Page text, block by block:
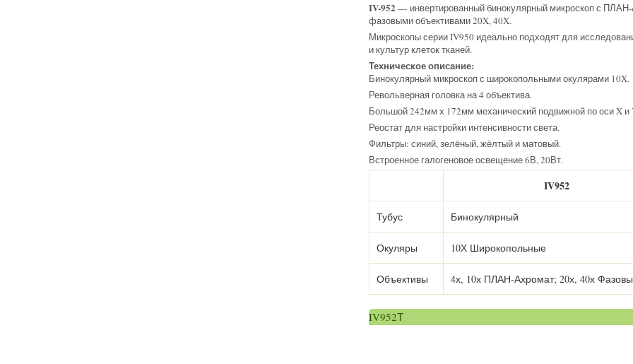
IV-952 — инвертированный бинокулярный микроскоп с
фазовыми объективами 20X, 40X.
Микроскопы серии IV950 идеально подходят для
и культур клеток тканей.
Техническое описание:
Бинокулярный микроскоп с широкопольными окулярами 10X.
Револьверная головка на 4 объектива.
Большой 242мм х 172мм механический подвижной по оси X и
Реостат для настройки интенсивности света.
Фильтры: синий, зелёный, жёлтый и матовый.
Встроенное галогеновое освещение 6В, 20Вт.
IV952
Тубус Бинокулярный
Окуляры 10Х Широкопольные
Объективы 4х, 10х ПЛАН-Ахромат; 20х, 40х
IV952Т